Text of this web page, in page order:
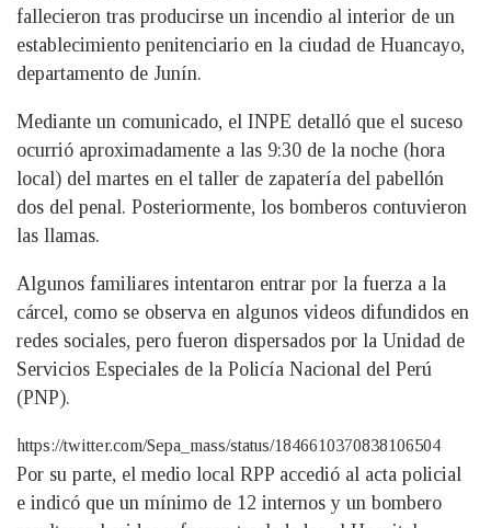
fallecieron tras producirse un incendio al interior de un
establecimiento penitenciario en la ciudad de Huancayo,
departamento de Junín.
Mediante un comunicado, el INPE detalló que el suceso
ocurrió aproximadamente a las 9:30 de la noche (hora
local) del martes en el taller de zapatería del pabellón
dos del penal. Posteriormente, los bomberos contuvieron
las llamas.
Algunos familiares intentaron entrar por la fuerza a la
cárcel, como se observa en algunos videos difundidos en
redes sociales, pero fueron dispersados por la Unidad de
Servicios Especiales de la Policía Nacional del Perú
(PNP).
https://twitter.com/Sepa_mass/status/1846610370838106504
Por su parte, el medio local RPP accedió al acta policial
e indicó que un mínimo de 12 internos y un bombero